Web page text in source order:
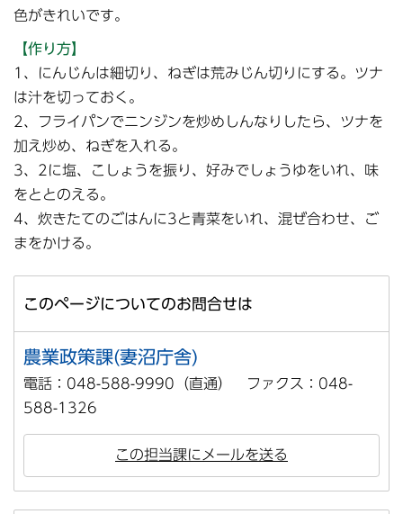
色がきれいです。
【作り方】
1、にんじんは細切り、ねぎは荒みじん切りにする。ツナ
は汁を切っておく。
2、フライパンでニンジンを炒めしんなりしたら、ツナを
加え炒め、ねぎを入れる。
3、2に塩、こしょうを振り、好みでしょうゆをいれ、味
をととのえる。
4、炊きたてのごはんに3と青菜をいれ、混ぜ合わせ、ご
まをかける。
このページについてのお問合せは
農業政策課(妻沼庁舎)
電話：048-588-9990（直通） ファクス：048-
588-1326
この担当課にメールを送る